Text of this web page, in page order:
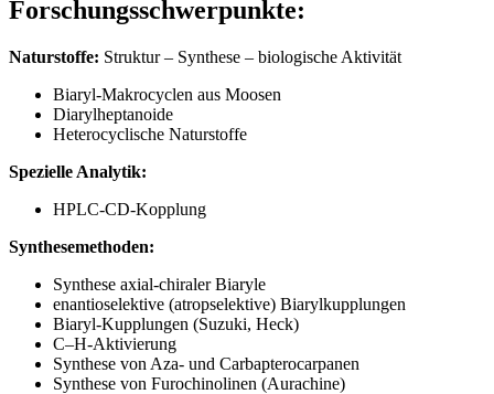
Forschungsschwerpunkte:
Naturstoffe: Struktur – Synthese – biologische Aktivität
Biaryl-Makrocyclen aus Moosen
Diarylheptanoide
Heterocyclische Naturstoffe
Spezielle Analytik:
HPLC-CD-Kopplung
Synthesemethoden:
Synthese axial-chiraler Biaryle
enantioselektive (atropselektive) Biarylkupplungen
Biaryl-Kupplungen (Suzuki, Heck)
C–H-Aktivierung
Synthese von Aza- und Carbapterocarpanen
Synthese von Furochinolinen (Aurachine)